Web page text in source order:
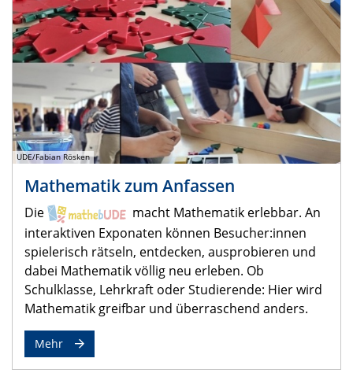
UDE/Fabian Rösken
Mathematik zum Anfassen
Die
macht Mathematik erlebbar. An
interaktiven Exponaten können Besucher:innen
spielerisch rätseln, entdecken, ausprobieren und
dabei Mathematik völlig neu erleben. Ob
Schulklasse, Lehrkraft oder Studierende: Hier wird
Mathematik greifbar und überraschend anders.
Mehr